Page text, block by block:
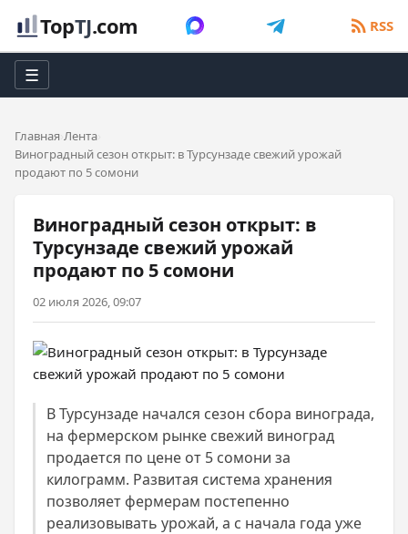
TopTJ.com RSS
☰
Главная Лента
Виноградный сезон открыт: в Турсунзаде свежий урожай
продают по 5 сомони
Виноградный сезон открыт: в
Турсунзаде свежий урожай
продают по 5 сомони
02 июля 2026, 09:07
В Турсунзаде начался сезон сбора винограда,
на фермерском рынке свежий виноград
продается по цене от 5 сомони за
килограмм. Развитая система хранения
позволяет фермерам постепенно
реализовывать урожай, а с начала года уже